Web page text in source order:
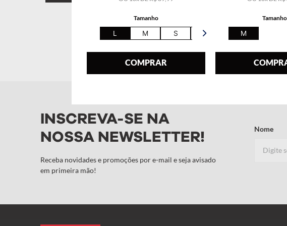
Tamanho
L M S XL
COMPRAR
Tamanho
M
INSCREVA-SE NA
NOSSA NEWSLETTER!
Receba novidades e promoções por e-mail e seja avisado
em primeira mão!
Nome